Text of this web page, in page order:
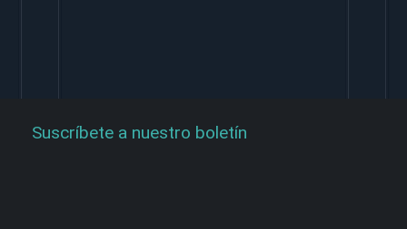
Suscríbete a nuestro boletín